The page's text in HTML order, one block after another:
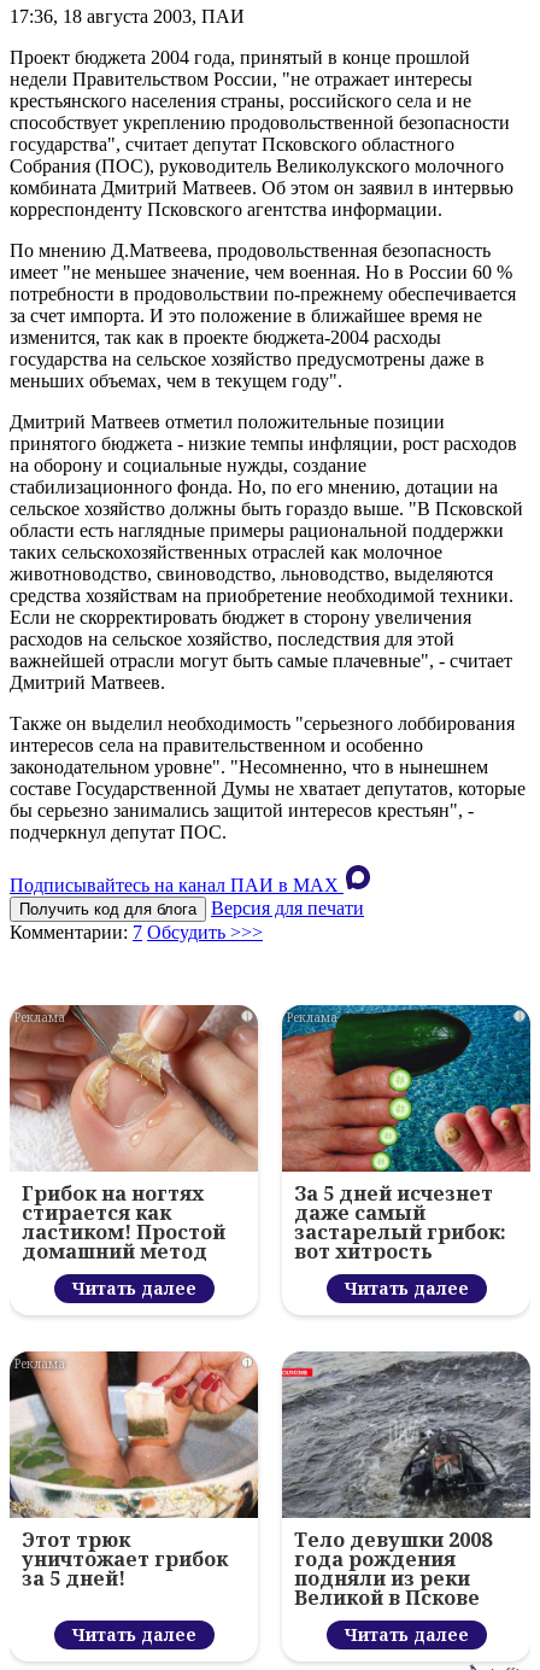
17:36, 18 августа 2003, ПАИ
Проект бюджета 2004 года, принятый в конце прошлой
недели Правительством России, "не отражает интересы
крестьянского населения страны, российского села и не
способствует укреплению продовольственной безопасности
государства", считает депутат Псковского областного
Собрания (ПОС), руководитель Великолукского молочного
комбината Дмитрий Матвеев. Об этом он заявил в интервью
корреспонденту Псковского агентства информации.
По мнению Д.Матвеева, продовольственная безопасность
имеет "не меньшее значение, чем военная. Но в России 60 %
потребности в продовольствии по-прежнему обеспечивается
за счет импорта. И это положение в ближайшее время не
изменится, так как в проекте бюджета-2004 расходы
государства на сельское хозяйство предусмотрены даже в
меньших объемах, чем в текущем году".
Дмитрий Матвеев отметил положительные позиции
принятого бюджета - низкие темпы инфляции, рост расходов
на оборону и социальные нужды, создание
стабилизационного фонда. Но, по его мнению, дотации на
сельское хозяйство должны быть гораздо выше. "В Псковской
области есть наглядные примеры рациональной поддержки
таких сельскохозяйственных отраслей как молочное
животноводство, свиноводство, льноводство, выделяются
средства хозяйствам на приобретение необходимой техники.
Если не скорректировать бюджет в сторону увеличения
расходов на сельское хозяйство, последствия для этой
важнейшей отрасли могут быть самые плачевные", - считает
Дмитрий Матвеев.
Также он выделил необходимость "серьезного лоббирования
интересов села на правительственном и особенно
законодательном уровне". "Несомненно, что в нынешнем
составе Государственной Думы не хватает депутатов, которые
бы серьезно занимались защитой интересов крестьян", -
подчеркнул депутат ПОС.
Подписывайтесь на канал ПАИ в MAХ
Получить код для блога
Версия для печати
Комментарии: 7 Обсудить >>>
i
Грибок на ногтях
стирается как
ластиком! Простой
домашний метод
Читать далее
i
За 5 дней исчезнет
даже самый
застарелый грибок:
вот хитрость
Читать далее
i
Этот трюк
уничтожает грибок
за 5 дней!
Читать далее
Тело девушки 2008
года рождения
подняли из реки
Великой в Пскове
Читать далее